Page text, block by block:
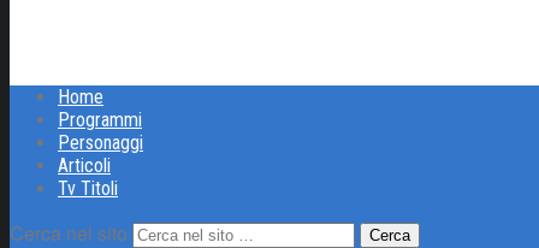
Home
Programmi
Personaggi
Articoli
Tv Titoli
Cerca nel sito